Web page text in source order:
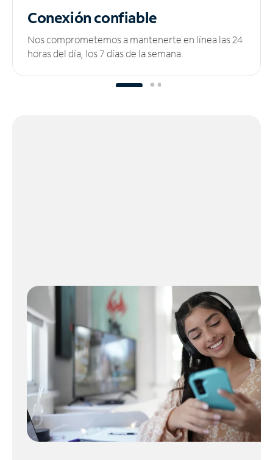
Conexión confiable
Nos comprometemos a mantenerte en línea las 24
horas del día, los 7 días de la semana.